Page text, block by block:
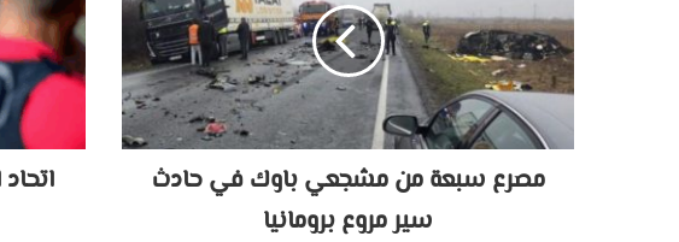
مصرع سبعة من مشجعي باوك في حادث
سير مروع برومانيا